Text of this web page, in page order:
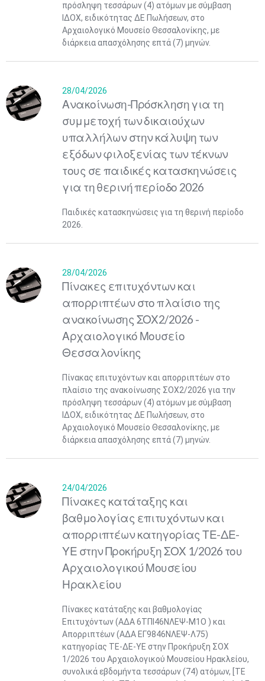
πρόσληψη τεσσάρων (4) ατόμων με σύμβαση
ΙΔΟΧ, ειδικότητας ΔΕ Πωλήσεων, στο
Αρχαιολογικό Μουσείο Θεσσαλονίκης, με
διάρκεια απασχόλησης επτά (7) μηνών.
28/04/2026
Ανακοίνωση-Πρόσκληση για τη
συμμετοχή των δικαιούχων
υπαλλήλων στην κάλυψη των
εξόδων φιλοξενίας των τέκνων
τους σε παιδικές κατασκηνώσεις
για τη θερινή περίοδο 2026
Παιδικές κατασκηνώσεις για τη θερινή περίοδο
2026.
28/04/2026
Πίνακες επιτυχόντων και
απορριπτέων στο πλαίσιο της
ανακοίνωσης ΣΟΧ2/2026 -
Αρχαιολογικό Μουσείο
Θεσσαλονίκης
Πίνακας επιτυχόντων και απορριπτέων στο
πλαίσιο της ανακοίνωσης ΣΟΧ2/2026 για την
πρόσληψη τεσσάρων (4) ατόμων με σύμβαση
ΙΔΟΧ, ειδικότητας ΔΕ Πωλήσεων, στο
Αρχαιολογικό Μουσείο Θεσσαλονίκης, με
διάρκεια απασχόλησης επτά (7) μηνών.
24/04/2026
Πίνακες κατάταξης και
βαθμολογίας επιτυχόντων και
απορριπτέων κατηγορίας ΤΕ-ΔΕ-
ΥΕ στην Προκήρυξη ΣΟΧ 1/2026 του
Αρχαιολογικού Μουσείου
Ηρακλείου
Πίνακες κατάταξης και βαθμολογίας
Επιτυχόντων (ΑΔΑ 6ΤΠΙ46ΝΛΕΨ-Μ1Ο ) και
Απορριπτέων (ΑΔΑ ΕΓ9846ΝΛΕΨ-Λ75)
κατηγορίας ΤΕ-ΔΕ-ΥΕ στην Προκήρυξη ΣΟΧ
1/2026 του Αρχαιολογικού Μουσείου Ηρακλείου,
συνολικά εβδομήντα τεσσάρων (74) ατόμων, [ΤΕ